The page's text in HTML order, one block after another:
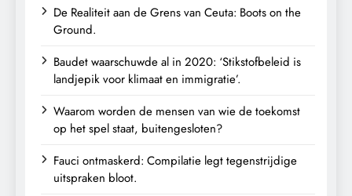
De Realiteit aan de Grens van Ceuta: Boots on the
Ground.
Baudet waarschuwde al in 2020: ‘Stikstofbeleid is
landjepik voor klimaat en immigratie’.
Waarom worden de mensen van wie de toekomst
op het spel staat, buitengesloten?
Fauci ontmaskerd: Compilatie legt tegenstrijdige
uitspraken bloot.